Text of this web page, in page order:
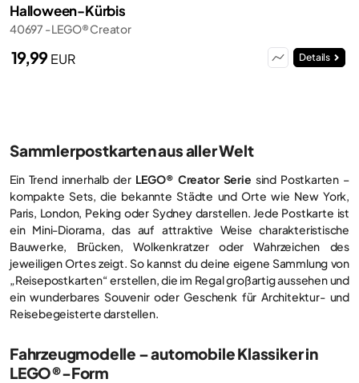
Halloween-Kürbis
40697 - LEGO® Creator
19,99EUR Details
Sammlerpostkarten aus aller Welt
Ein Trend innerhalb der LEGO® Creator Serie sind Postkarten –
kompakte Sets, die bekannte Städte und Orte wie New York,
Paris, London, Peking oder Sydney darstellen. Jede Postkarte ist
ein Mini-Diorama, das auf attraktive Weise charakteristische
Bauwerke, Brücken, Wolkenkratzer oder Wahrzeichen des
jeweiligen Ortes zeigt. So kannst du deine eigene Sammlung von
„Reisepostkarten“ erstellen, die im Regal großartig aussehen und
ein wunderbares Souvenir oder Geschenk für Architektur- und
Reisebegeisterte darstellen.
Fahrzeugmodelle – automobile Klassiker in
LEGO®-Form